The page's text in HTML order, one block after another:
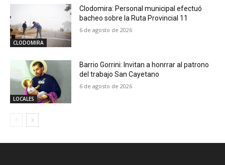
CLODOMIRA
Clodomira: Personal municipal efectuó
bacheo sobre la Ruta Provincial 11
6 de agosto de 2026
LOCALES
Barrio Gorrini: Invitan a honrrar al patrono
del trabajo San Cayetano
6 de agosto de 2026